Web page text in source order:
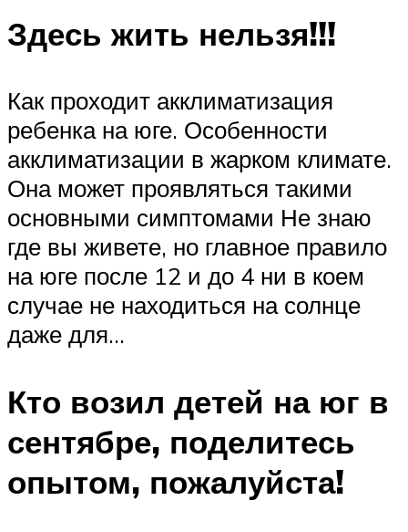
Здесь жить нельзя!!!
Как проходит акклиматизация
ребенка на юге. Особенности
акклиматизации в жарком климате.
Она может проявляться такими
основными симптомами Не знаю
где вы живете, но главное правило
на юге после 12 и до 4 ни в коем
случае не находиться на солнце
даже для…
Кто возил детей на юг в
сентябре, поделитесь
опытом, пожалуйста!